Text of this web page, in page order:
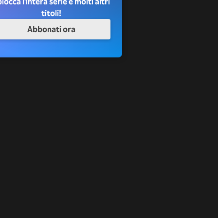
titoli!
Abbonati ora